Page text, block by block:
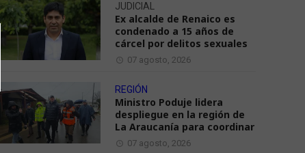
JUDICIAL
Ex alcalde de Renaico es
condenado a 15 años de
cárcel por delitos sexuales
07 agosto, 2026
REGIÓN
Ministro Poduje lidera
despliegue en la región de
La Araucanía para coordinar
07 agosto, 2026